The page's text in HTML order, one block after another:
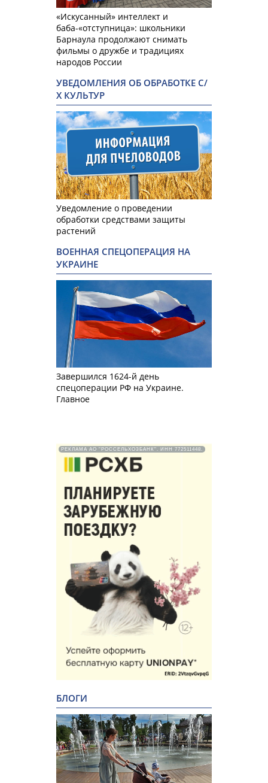
«Искусанный» интеллект и
баба-«отступница»: школьники
Барнаула продолжают снимать
фильмы о дружбе и традициях
народов России
УВЕДОМЛЕНИЯ ОБ ОБРАБОТКЕ С/
Х КУЛЬТУР
Уведомление о проведении
обработки средствами защиты
растений
ВОЕННАЯ СПЕЦОПЕРАЦИЯ НА
УКРАИНЕ
Завершился 1624-й день
спецоперации РФ на Украине.
Главное
РЕКЛАМА АО "РОССЕЛЬХОЗБАНК". ИНН 772511448.
БЛОГИ